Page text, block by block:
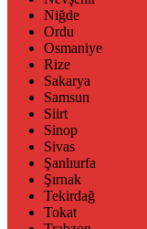
Niğde
Ordu
Osmaniye
Rize
Sakarya
Samsun
Siirt
Sinop
Sivas
Şanlıurfa
Şırnak
Tekirdağ
Tokat